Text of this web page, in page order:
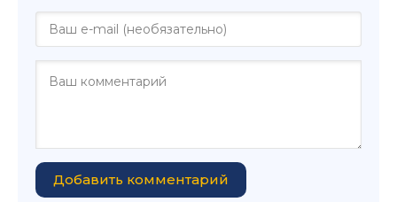
Добавить комментарий